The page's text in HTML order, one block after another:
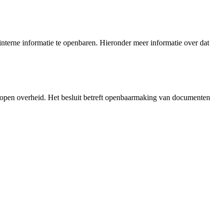
informatie te openbaren. Hieronder meer informatie over dat
overheid. Het besluit betreft openbaarmaking van documenten